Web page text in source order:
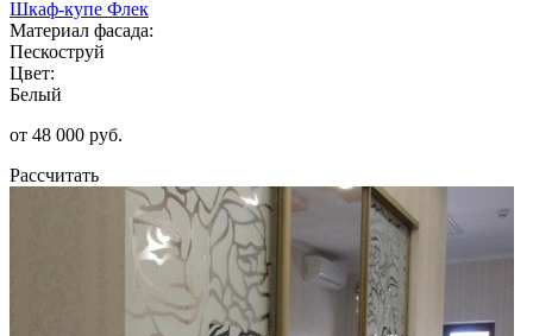
Шкаф-купе Флек
Материал фасада:
Пескоструй
Цвет:
Белый
от 48 000 руб.
Рассчитать